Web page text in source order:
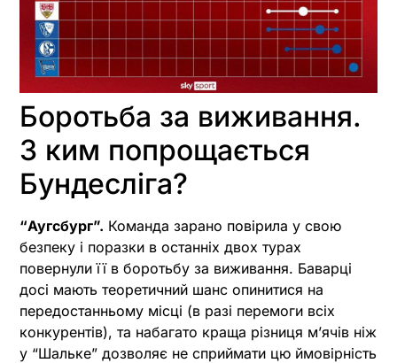
Боротьба за виживання.
З ким попрощається
Бундесліга?
“Аугсбург”. Команда зарано повірила у свою
безпеку і поразки в останніх двох турах
повернули її в боротьбу за виживання. Баварці
досі мають теоретичний шанс опинитися на
передостанньому місці (в разі перемоги всіх
конкурентів), та набагато краща різниця м’ячів ніж
у “Шальке” дозволяє не сприймати цю ймовірність